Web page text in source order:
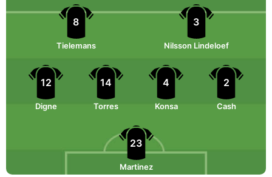
8
Tielemans
3
Nilsson Lindeloef
12
Digne
14
Torres
4
Konsa
2
Cash
23
Martinez